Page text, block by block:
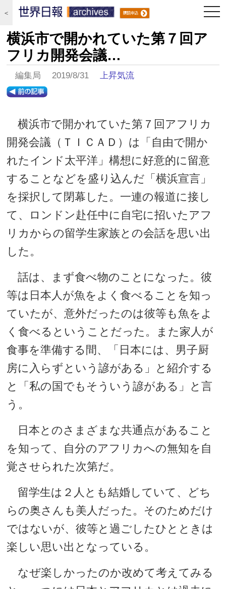
＜
横浜市で開かれていた第７回ア
フリカ開発会議…
編集局 2019/8/31上昇気流
横浜市で開かれていた第７回アフリカ
開発会議（ＴＩＣＡＤ）は「自由で開か
れたインド太平洋」構想に好意的に留意
することなどを盛り込んだ「横浜宣言」
を採択して閉幕した。一連の報道に接し
て、ロンドン赴任中に自宅に招いたアフ
リカからの留学生家族との会話を思い出
した。
話は、まず食べ物のことになった。彼
等は日本人が魚をよく食べることを知っ
ていたが、意外だったのは彼等も魚をよ
く食べるということだった。また家人が
食事を準備する間、「日本には、男子厨
房に入らずという諺がある」と紹介する
と「私の国でもそういう諺がある」と言
う。
日本とのさまざまな共通点があること
を知って、自分のアフリカへの無知を自
覚させられた次第だ。
留学生は２人とも結婚していて、どち
らの奥さんも美人だった。そのためだけ
ではないが、彼等と過ごしたひとときは
楽しい思い出となっている。
なぜ楽しかったのか改めて考えてみる